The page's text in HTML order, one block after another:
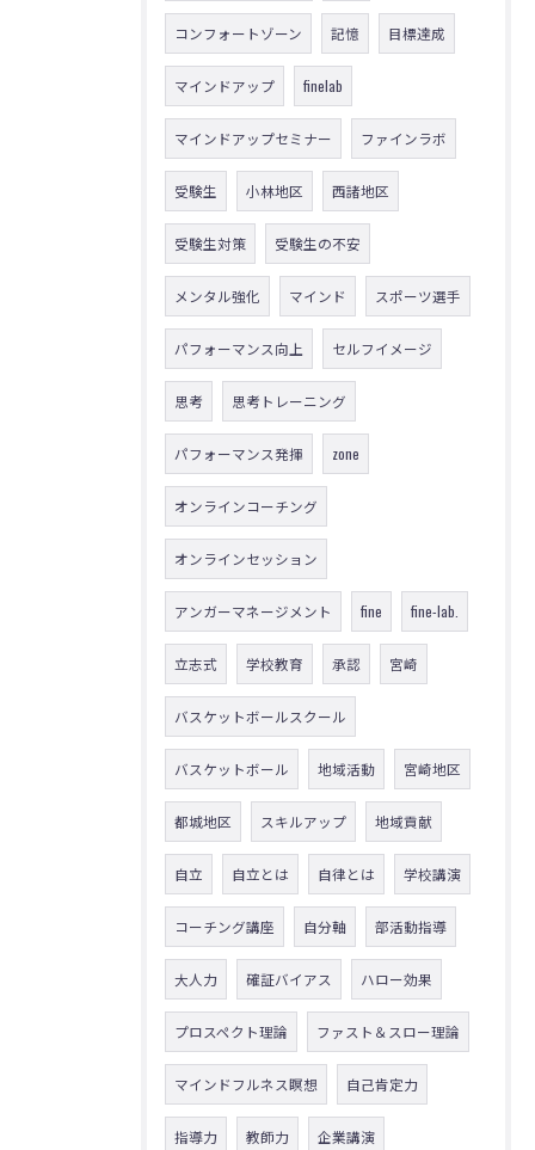
コンフォートゾーン 記憶 目標達成
マインドアップ finelab
マインドアップセミナー ファインラボ
受験生 小林地区 西諸地区
受験生対策 受験生の不安
メンタル強化 マインド スポーツ選手
パフォーマンス向上 セルフイメージ
思考 思考トレーニング
パフォーマンス発揮 zone
オンラインコーチング
オンラインセッション
アンガーマネージメント fine fine-lab.
立志式 学校教育 承認 宮崎
バスケットボールスクール
バスケットボール 地域活動 宮崎地区
都城地区 スキルアップ 地域貢献
自立 自立とは 自律とは 学校講演
コーチング講座 自分軸 部活動指導
大人力 確証バイアス ハロー効果
プロスペクト理論 ファスト＆スロー理論
マインドフルネス瞑想 自己肯定力
指導力 教師力 企業講演